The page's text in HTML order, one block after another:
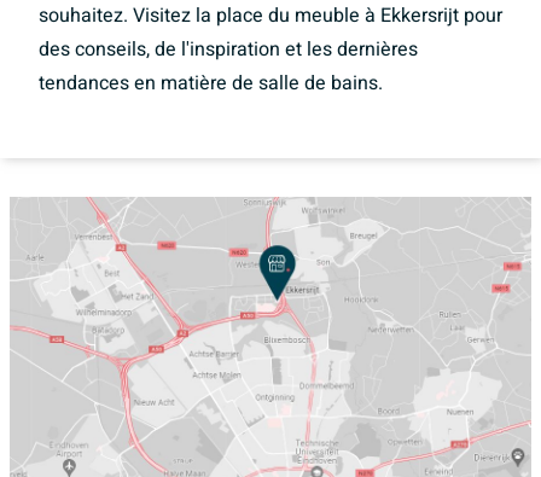
souhaitez. Visitez la place du meuble à Ekkersrijt pour
des conseils, de l'inspiration et les dernières
tendances en matière de salle de bains.